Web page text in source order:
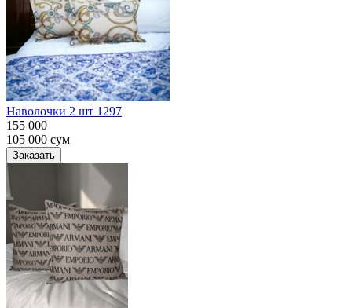
Наволочки 2 шт 1297
155 000
105 000 сум
Заказать